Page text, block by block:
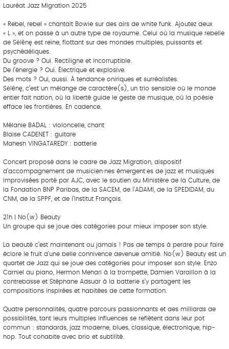
Lauréat Jazz Migration 2025
« Rebel, rebel » chantait Bowie sur des airs de white funk. Ajoutez deux
« L », et on passe à un autre type de royaume. Celui où la musique rebelle
de Sėlēnę est reine, flottant sur des mondes multiples, puissants et
psychédéliques.
Du groove ? Oui. Rectiligne et incorruptible.
De l’énergie ? Oui. Électrique et explosive.
Des mots ? Oui, aussi. À tendance oniriques et surréalistes.
Sėlēnę, c’est un mélange de caractère(s), un trio sensible où le monde
entier fait nation, où la liberté guide le geste de musique, où la poésie
efface les frontières. En cadence.
Mélanie BADAL : violoncelle, chant
Blaise CADENET : guitare
Mahesh VINGATAREDY : batterie
Concert proposé dans le cadre de Jazz Migration, dispositif
d’accompagnement de musicien·nes émergent·es de jazz et musiques
improvisées porté par AJC, avec le soutien du Ministère de la Culture, de
la Fondation BNP Paribas, de la SACEM, de l’ADAMI, de la SPEDIDAM, du
CNM, de la SPPF, et de l’Institut Français.
21h | No(w) Beauty
Un groupe qui se joue des catégories pour mieux imposer son style.
La beauté c’est maintenant ou jamais ! Pas de temps à perdre pour faire
éclore le fruit d’une belle connivence devenue amitié. No(w) Beauty est un
quartet de Jazz qui se joue des catégories pour imposer son style. Enzo
Carniel au piano, Hermon Mehari à la trompette, Damien Varaillon à la
contrebasse et Stéphane Adsuar à la batterie s’y partagent les
compositions inspirées et habitées de cette formation.
Quatre personnalités, quatre parcours passionnants et des milliards de
possibilités, tant leurs multiples influences se reflètent dans leur pot
commun : standards, jazz moderne, blues, classique, électronique, hip-
hop. Tout cohabite avec brio et subtilité.